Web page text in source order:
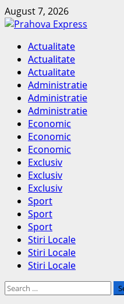
Skip
to
August 7, 2026
Primary
Menu
Actualitate
Actualitate
Actualitate
Administratie
Administratie
Administratie
Economic
Economic
Economic
Exclusiv
Exclusiv
Exclusiv
Sport
Sport
Sport
Stiri Locale
Stiri Locale
Stiri Locale
Search